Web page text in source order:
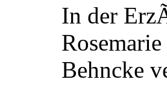
In der
Behncke